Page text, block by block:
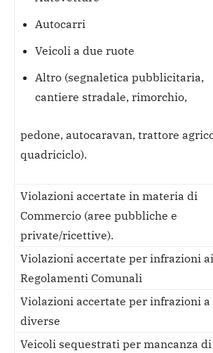
Autocarri
Veicoli a due ruote
Altro (segnaletica pubblicitaria,
cantiere stradale, rimorchio,
pedone, autocaravan, trattore
quadriciclo).
Violazioni accertate in materia di
Commercio (aree pubbliche e
private/ricettive).
Violazioni accertate per infrazioni ai
Regolamenti Comunali
Violazioni accertate per infrazioni a
diverse
Veicoli sequestrati per mancanza di